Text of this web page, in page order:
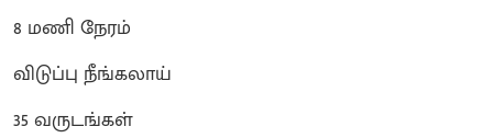
8 மணி நேரம்
விடுப்பு நீங்கலாய்
35 வருடங்கள்